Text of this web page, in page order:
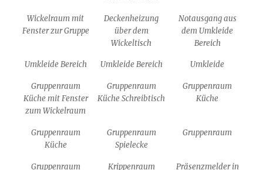
Wickelraum mit
Fenster zur Gruppe
Deckenheizung
über dem
Wickeltisch
Notausgang aus
dem Umkleide
Bereich
Umkleide Bereich Umkleide Bereich Umkleide
Gruppenraum
Küche mit Fenster
zum Wickelraum
Gruppenraum
Küche Schreibtisch
Gruppenraum
Küche
Gruppenraum
Küche
Gruppenraum
Spielecke
Gruppenraum
Gruppenraum
Krippenraum
Präsenzmelder in